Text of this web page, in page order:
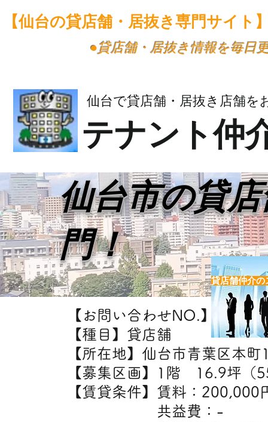
【仙台の貸店舗・居抜き専門サイト
​●貸店舗・居抜き情報を毎日
仙台で貸店舗・居抜き店舗を
テナント仲
【お問い合わせNO.】
【種目】貸店舗
【所在地】仙台市青葉区本町
【募集区画】1階 16.9坪（
【賃貸条件】賃料：
共益費
仙台市の貸
門！
貸店舗仲介の